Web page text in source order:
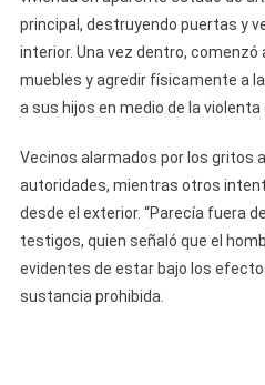
Y
Pánico
Familiar
Ciego
De
Ávila
principal, destruyendo puertas y
interior. Una vez dentro,
muebles y agredir físicamente a
a sus hijos en medio de la violenta
Vecinos alarmados por los gritos
autoridades, mientras otros
desde el exterior. “Parecía fuera
testigos, quien señaló que el
evidentes de estar bajo los
sustancia prohibida.